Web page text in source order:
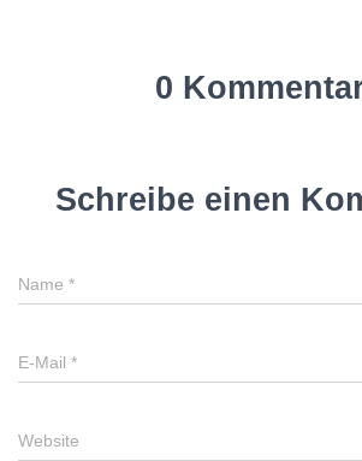
0
Schreibe einen
Name *
E-Mail *
Website